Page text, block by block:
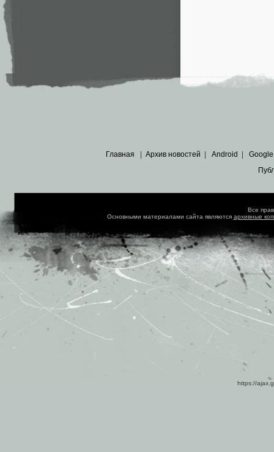
Главная Архив новостей Android Google
Все
Основными материалами сайта являются архивные
https://